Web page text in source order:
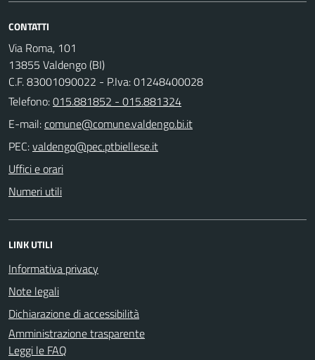
CONTATTI
Via Roma, 101
13855 Valdengo (BI)
C.F. 83001090022 - P.Iva: 01248400028
Telefono:015.881852 - 015.881324
E-mail:
PEC:
Uffici e orari
Numeri utili
LINK UTILI
Informativa privacy
Note legali
Dichiarazione di accessibilità
Amministrazione trasparente
Leggi le FAQ